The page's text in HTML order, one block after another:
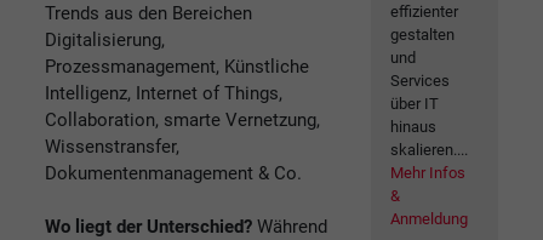
Trends aus den Bereichen
Digitalisierung,
Prozessmanagement, Künstliche
Intelligenz, Internet of Things,
Collaboration, smarte Vernetzung,
Wissenstransfer,
Dokumentenmanagement & Co.
Wo liegt der Unterschied? Während
effizienter
gestalten
und
Services
über IT
hinaus
skalieren....
Mehr Infos
&
Anmeldung